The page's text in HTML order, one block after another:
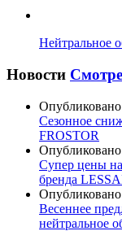
Нейтральное
Новости
Опубликовано
Сезонное
FROSTOR
Опубликовано
Супер цены
бренда
Опубликовано
Весеннее
нейтральное